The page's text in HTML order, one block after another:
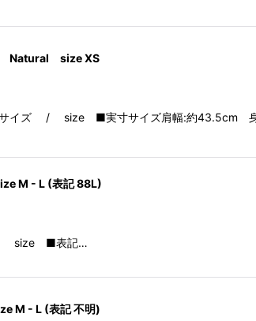
Natural size XS
サイズ / size ■実寸サイズ肩幅:約43.5cm
M - L (表記 88L)
/ size ■表記…
M - L (表記 不明)